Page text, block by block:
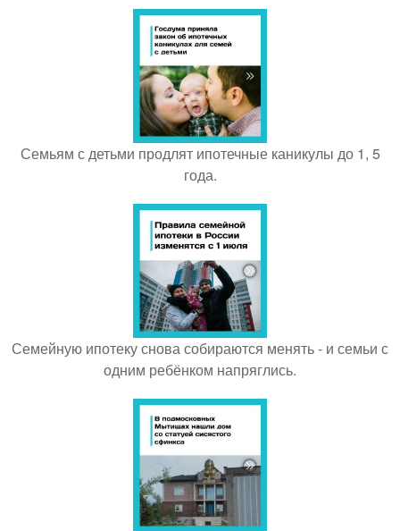
Семьям с детьми продлят ипотечные каникулы до 1, 5
года.
Семейную ипотеку снова собираются менять - и семьи с
одним ребёнком напряглись.